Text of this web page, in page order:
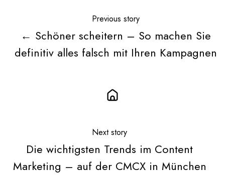
Previous story
← Schöner scheitern – So machen Sie
definitiv alles falsch mit Ihren Kampagnen
Next story
Die wichtigsten Trends im Content
Marketing – auf der CMCX in München